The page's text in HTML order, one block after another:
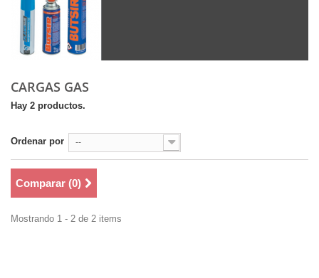
CARGAS GAS
Hay 2 productos.
Ordenar por --
Comparar (0)
Mostrando 1 - 2 de 2 items